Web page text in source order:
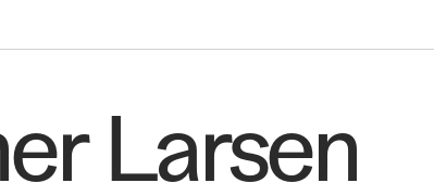
Det vi
Larsen